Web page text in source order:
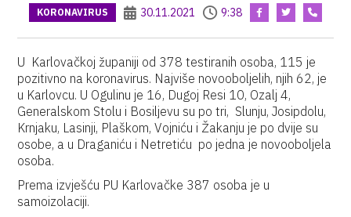
KORONAVIRUS 30.11.2021 9:38
U Karlovačkoj županiji od 378 testiranih osoba, 115 je
pozitivno na koronavirus. Najviše novooboljelih, njih 62, je
u Karlovcu. U Ogulinu je 16, Dugoj Resi 10, Ozalj 4,
Generalskom Stolu i Bosiljevu su po tri, Slunju, Josipdolu,
Krnjaku, Lasinji, Plaškom, Vojniću i Žakanju je po dvije su
osobe, a u Draganiću i Netretiću po jedna je novooboljela
osoba.
Prema izvješću PU Karlovačke 387 osoba je u
samoizolaciji.